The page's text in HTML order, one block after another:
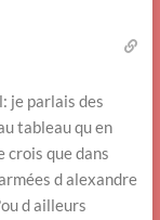
je parlais des
tableau qu en
crois que dans
d alexandre
d ailleurs